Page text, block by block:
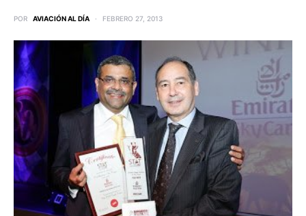
POR AVIACIÓN AL DÍA FEBRERO 27, 2013